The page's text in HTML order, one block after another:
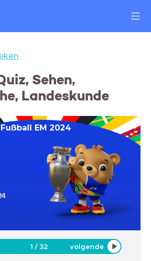
Sehen,
Landeskunde
Fußball EM 2024
1 /32 volgende